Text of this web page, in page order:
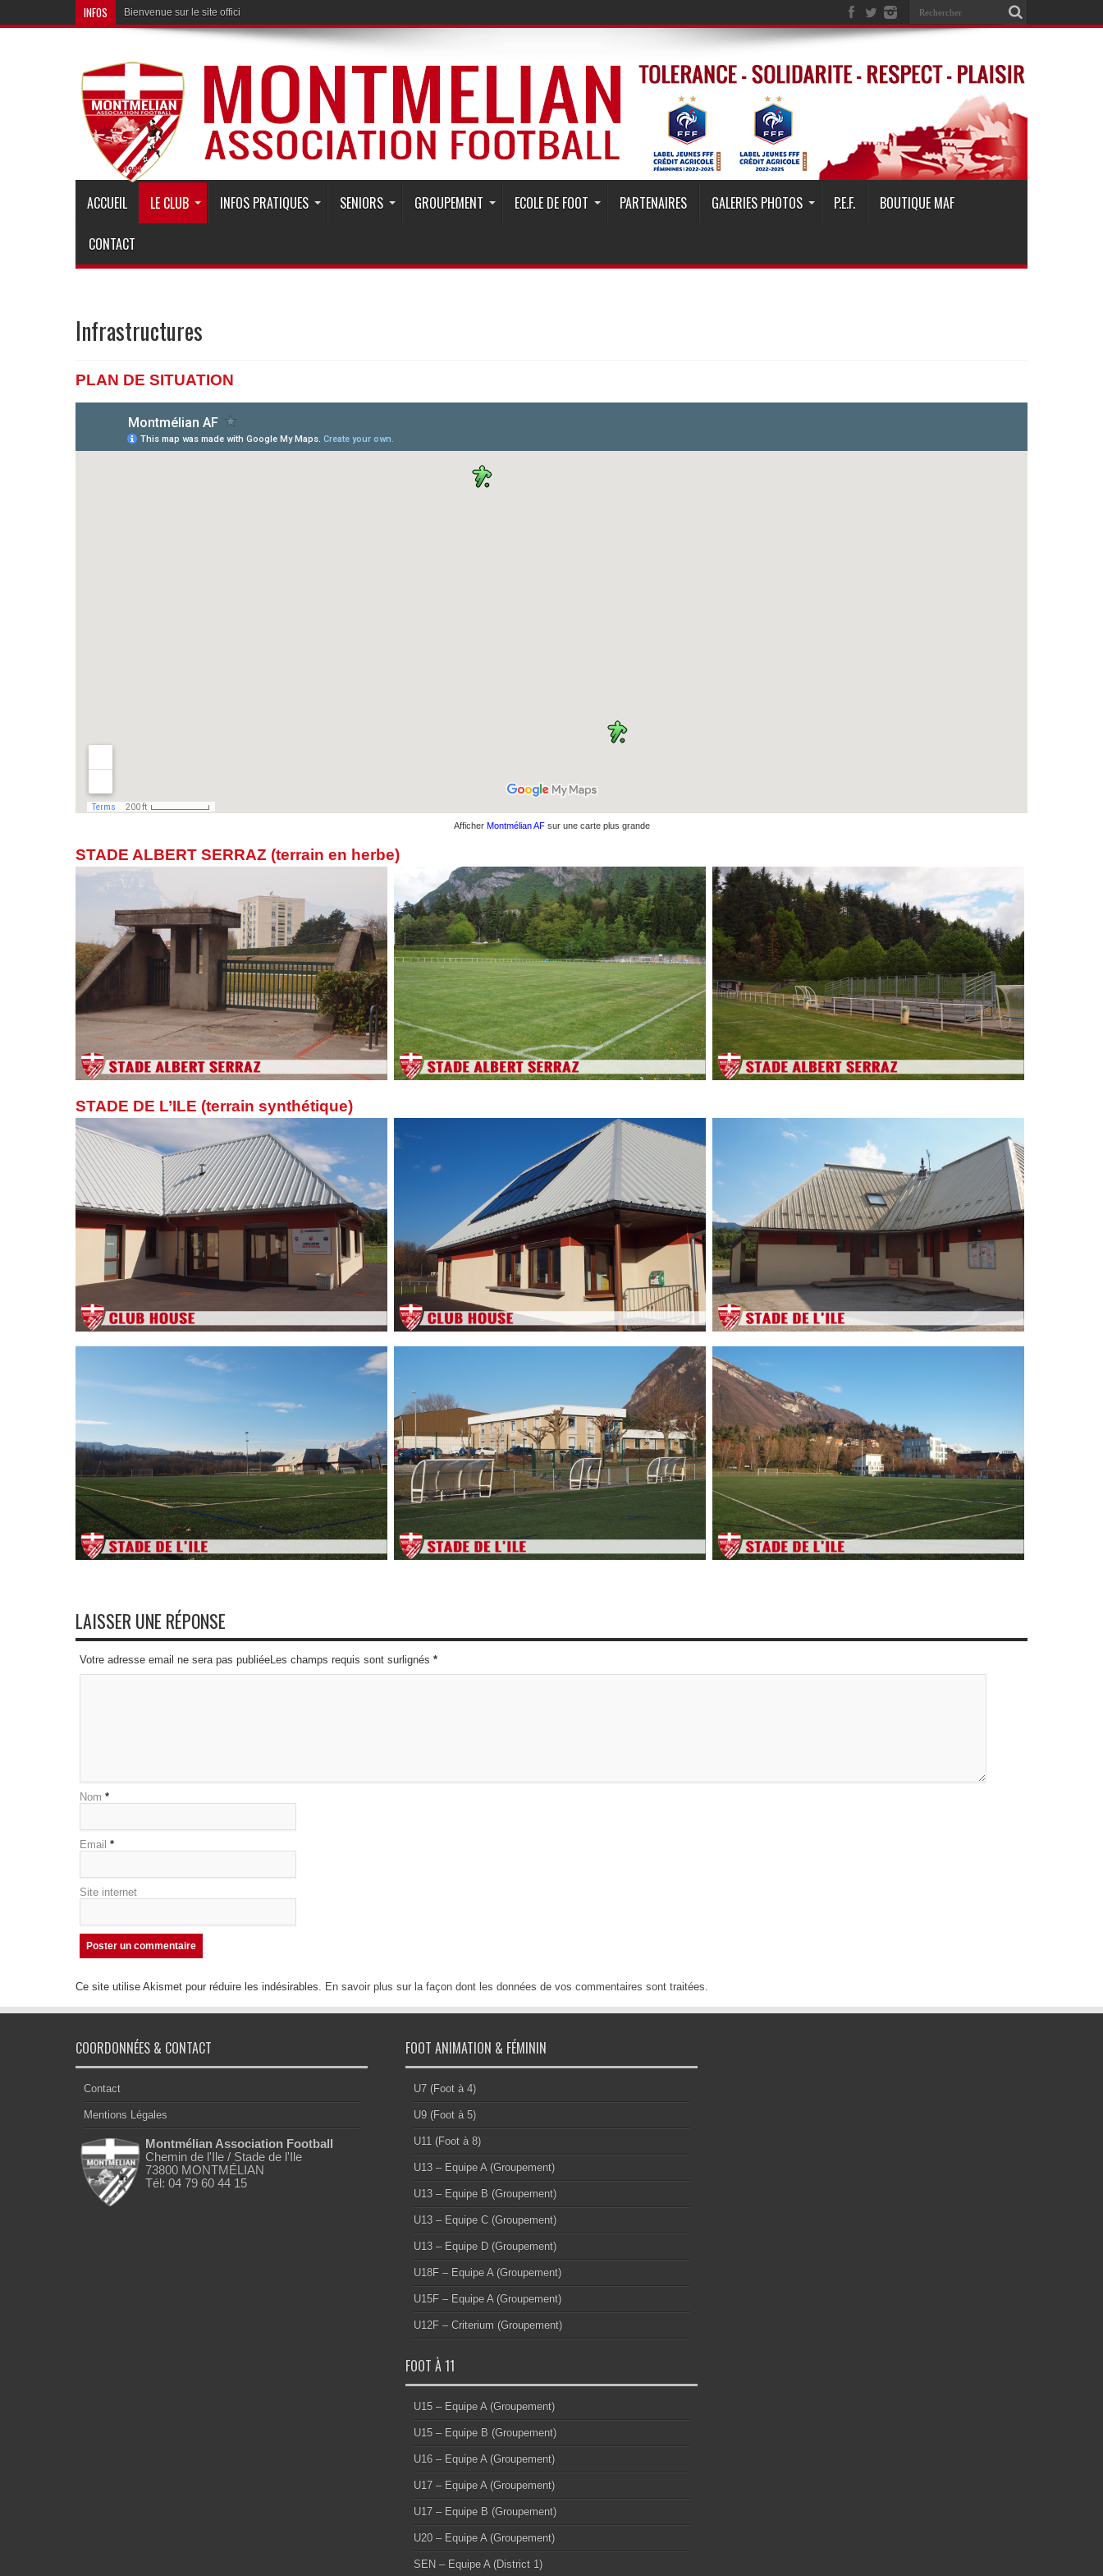
INFOS Bienvenue sur le site officiel de MONTMELIAN Association Football
ACCUEIL LE CLUB INFOS PRATIQUES SENIORS GROUPEMENT ECOLE DE FOOT PARTENAIRES GALERIES PHOTOS P.E.F. BOUTIQUE MAF
CONTACT
Infrastructures
PLAN DE SITUATION
Afficher Montmélian AFsur une carte plus grande
STADE ALBERT SERRAZ (terrain en herbe)
STADE DE L’ILE (terrain synthétique)
LAISSER UNE RÉPONSE
Votre adresse email ne sera pas publiéeLes champs requis sont surlignés *
Nom *
Email *
Site internet
Ce site utilise Akismet pour réduire les indésirables. En savoir plus sur la façon dont les données de vos commentaires sont traitées.
COORDONNÉES & CONTACT
Contact
Mentions Légales
Montmélian Association Football
Chemin de l'Ile / Stade de l'Ile
73800 MONTMÉLIAN
Tél: 04 79 60 44 15
FOOT ANIMATION & FÉMININ
U7 (Foot à 4)
U9 (Foot à 5)
U11 (Foot à 8)
U13 – Equipe A (Groupement)
U13 – Equipe B (Groupement)
U13 – Equipe C (Groupement)
U13 – Equipe D (Groupement)
U18F – Equipe A (Groupement)
U15F – Equipe A (Groupement)
U12F – Criterium (Groupement)
FOOT À 11
U15 – Equipe A (Groupement)
U15 – Equipe B (Groupement)
U16 – Equipe A (Groupement)
U17 – Equipe A (Groupement)
U17 – Equipe B (Groupement)
U20 – Equipe A (Groupement)
SEN – Equipe A (District 1)